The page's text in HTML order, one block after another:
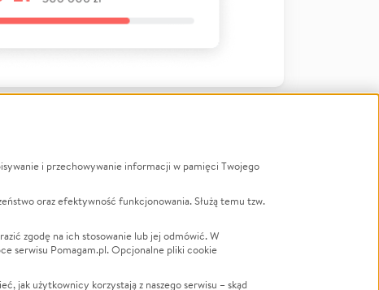
na
LGBTQ+
Powódź
Wichura
i przechowywanie informacji w pamięci Twojego
oraz efektywność funkcjonowania. Służą temu tzw.
zgodę na ich stosowanie lub jej odmówić. W
serwisu Pomagam.pl. Opcjonalne pliki cookie
jak użytkownicy korzystają z naszego serwisu – skąd